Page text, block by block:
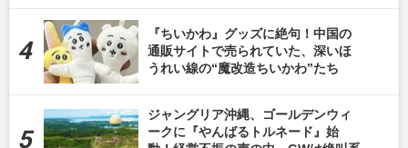
『ちいかわ』グッズに絶句！中国の
通販サイトで売られていた、深いほ
うれい線の“魔改造ちいかわ”たち
ジャングリア沖縄、ゴールデンウィ
ークに『やんばるトルネード』始